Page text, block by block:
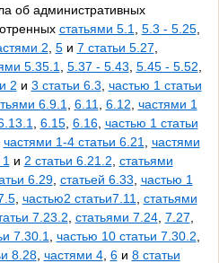
об административных
статьями 5.1 5.3 - 5.25,
2 5и 7 статьи 5.27
5.35.1 5.37 - 5.43 5.45 - 5.52
2 и 3 статьи 6.3 частью 1 статьи
6.9.1 6.11 6.12 частями 1
6.15, 6.16, частью 1 статьи
частями 1-4 статьи 6.21
частями
и 2 статьи 6.21.2 статьями
6.29, статьей 6.33 частью 1
, частью2 статьи7.11
статьями
7.23.2 статьями 7.24, 7.27
7.30.1 частью 10 статьи 7.30.2
8.28, частями 4, 6и 8 статьи